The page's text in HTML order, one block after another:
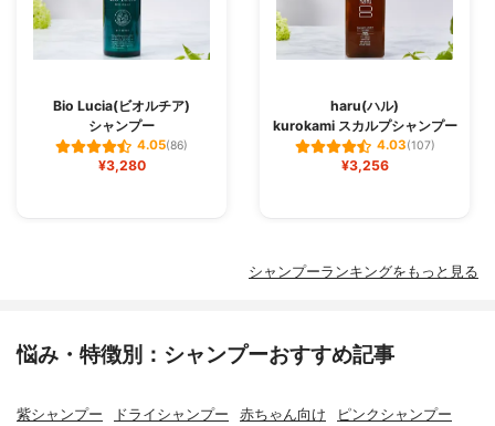
Bio Lucia(ビオルチア)
シャンプー
4.05(86)
¥3,280
haru(ハル)
kurokami スカルプシャンプー
4.03(107)
¥3,256
シャンプーランキングをもっと見る
悩み・特徴別：シャンプーおすすめ記事
紫シャンプー ドライシャンプー 赤ちゃん向け ピンクシャンプー